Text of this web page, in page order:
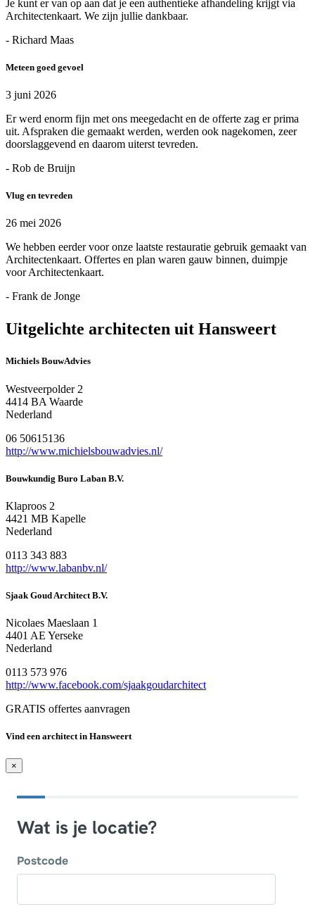
Je kunt er van op aan dat je een authentieke afhandeling krijgt via
Architectenkaart. We zijn jullie dankbaar.
- Richard Maas
Meteen goed gevoel
3 juni 2026
Er werd enorm fijn met ons meegedacht en de offerte zag er prima
uit. Afspraken die gemaakt werden, werden ook nagekomen, zeer
doorslaggevend en daarom uiterst tevreden.
- Rob de Bruijn
Vlug en tevreden
26 mei 2026
We hebben eerder voor onze laatste restauratie gebruik gemaakt van
Architectenkaart. Offertes en plan waren gauw binnen, duimpje
voor Architectenkaart.
- Frank de Jonge
Uitgelichte architecten uit Hansweert
Michiels BouwAdvies
Westveerpolder 2
4414 BA Waarde
Nederland
06 50615136
http://www.michielsbouwadvies.nl/
Bouwkundig Buro Laban B.V.
Klaproos 2
4421 MB Kapelle
Nederland
0113 343 883
http://www.labanbv.nl/
Sjaak Goud Architect B.V.
Nicolaes Maeslaan 1
4401 AE Yerseke
Nederland
0113 573 976
http://www.facebook.com/sjaakgoudarchitect
GRATIS offertes aanvragen
Vind een architect in Hansweert
×